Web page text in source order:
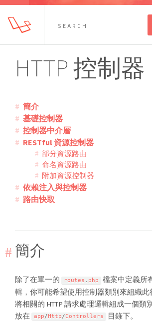
HTTP 控制器
簡介
基礎控制器
控制器中介層
RESTful 資源控制器
部分資源路由
命名資源路由
附加資源控制器
依賴注入與控制器
路由快取
簡介
除了在單一的 routes . php
檔案中定義所
輯，你可能希望使用控制器類別來組織
將相關的 HTTP 請求處理邏輯組成一個類
放在
app/Http/Controllers 目錄下。